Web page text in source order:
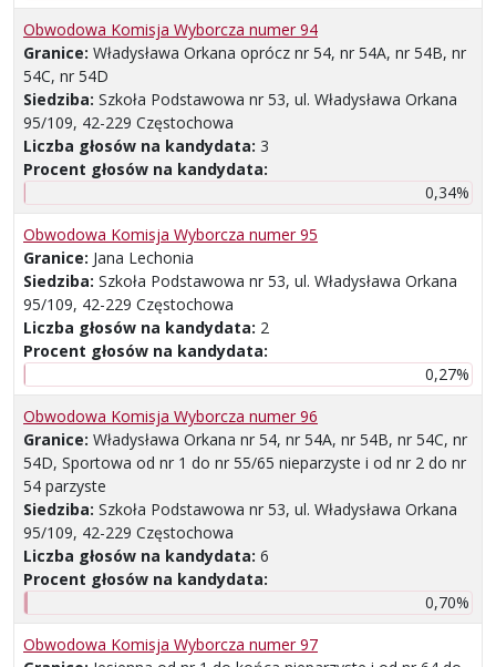
Obwodowa Komisja Wyborcza numer 94
Granice: Władysława Orkana oprócz nr 54, nr 54A, nr 54B, nr
54C, nr 54D
Siedziba: Szkoła Podstawowa nr 53, ul. Władysława Orkana
95/109, 42-229 Częstochowa
Liczba głosów na kandydata: 3
Procent głosów na kandydata:
0,34%
Obwodowa Komisja Wyborcza numer 95
Granice: Jana Lechonia
Siedziba: Szkoła Podstawowa nr 53, ul. Władysława Orkana
95/109, 42-229 Częstochowa
Liczba głosów na kandydata: 2
Procent głosów na kandydata:
0,27%
Obwodowa Komisja Wyborcza numer 96
Granice: Władysława Orkana nr 54, nr 54A, nr 54B, nr 54C, nr
54D, Sportowa od nr 1 do nr 55/65 nieparzyste i od nr 2 do nr
54 parzyste
Siedziba: Szkoła Podstawowa nr 53, ul. Władysława Orkana
95/109, 42-229 Częstochowa
Liczba głosów na kandydata: 6
Procent głosów na kandydata:
0,70%
Obwodowa Komisja Wyborcza numer 97